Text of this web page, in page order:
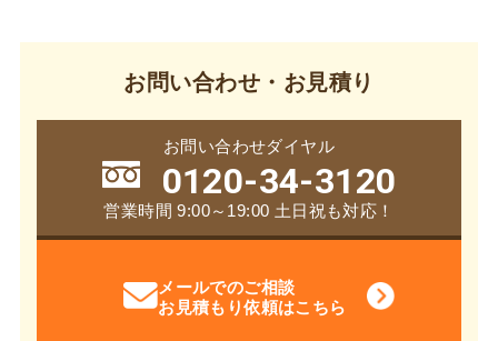
お問い合わせ・お見積り
お問い合わせダイヤル
0120-34-3120
営業時間 9:00～19:00 土日祝も対応！
メールでのご相談
お見積もり依頼はこちら